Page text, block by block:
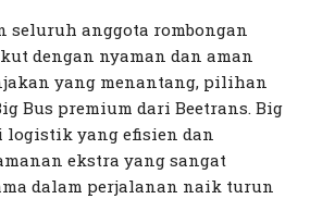
seluruh anggota rombongan
dengan nyaman dan aman
yang menantang, pilihan
Bus premium dari Beetrans. Big
logistik yang efisien dan
ekstra yang sangat
dalam perjalanan naik turun